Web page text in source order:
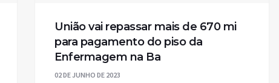
União vai repassar mais de 670 mi
para pagamento do piso da
Enfermagem na Ba
02 DE JUNHO DE 2023